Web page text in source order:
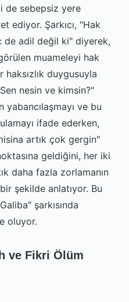
de sebepsiz yere
ediyor. Şarkıcı, "Hak
de adil değil ki" diyerek,
muameleyi hak
duygusuyla
nesin ve kimsin?"
yabancılaşmayı ve bu
ifade ederken,
artık çok gergin"
geldiğini, her iki
daha fazla zorlamanın
şekilde anlatıyor. Bu
şarkısında
oluyor.
ve Fikri Ölüm